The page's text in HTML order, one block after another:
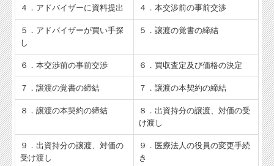
４．アドバイザーに資料提出 ４．本交渉前の事前交渉
５．アドバイザーが買い手探
し
５．譲渡の覚書の締結
６．本交渉前の事前交渉 ６．買収査定及び価格の決定
７．譲渡の覚書の締結 ７．譲渡の本契約の締結
８．譲渡の本契約の締結
８．出資持分の譲渡、対価の受
け渡し
９．出資持分の譲渡、対価の
受け渡し
９．医療法人の役員の変更手続
き